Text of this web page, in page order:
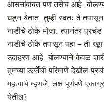
आसनांबाबत पण तसेच आहे.
घडून येतात. तुम्ही स्वतः ते
नाडीचे ठोके मोजा. त्यानंतर
नाडीचे ठोके तपासून पहा – ती
उदाहरण आहे. बोलण्याने केवळ
तुमच्या ऊर्जेची परिमाणे देखील
महत्वाचे म्हणजे, लक्ष पूर्णपणे
येतील?